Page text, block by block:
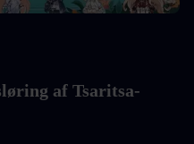
af Tsaritsa-